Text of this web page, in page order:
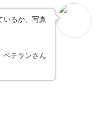
いるか、写真
テランさん